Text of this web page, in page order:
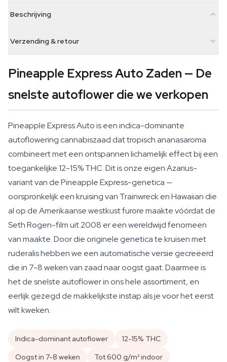
Beschrijving
Verzending & retour
Pineapple Express Auto Zaden — De
snelste autoflower die we verkopen
Pineapple Express Auto is een indica-dominante
autoflowering cannabiszaad dat tropisch ananasaroma
combineert met een ontspannen lichamelijk effect bij een
toegankelijke 12-15% THC. Dit is onze eigen Azarius-
variant van de Pineapple Express-genetica —
oorspronkelijk een kruising van Trainwreck en Hawaiian die
al op de Amerikaanse westkust furore maakte vóórdat de
Seth Rogen-film uit 2008 er een wereldwijd fenomeen
van maakte. Door die originele genetica te kruisen met
ruderalis hebben we een automatische versie gecreëerd
die in 7-8 weken van zaad naar oogst gaat. Daarmee is
het de snelste autoflower in ons hele assortiment, en
eerlijk gezegd de makkelijkste instap als je voor het eerst
wilt kweken.
Indica-dominant autoflower
12-15% THC
Oogst in 7-8 weken
Tot 600 g/m² indoor